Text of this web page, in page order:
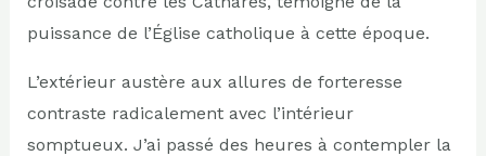
puissance de l’Église catholique à cette époque.
L’extérieur austère aux allures de forteresse
contraste radicalement avec l’intérieur
somptueux. J’ai passé des heures à contempler la